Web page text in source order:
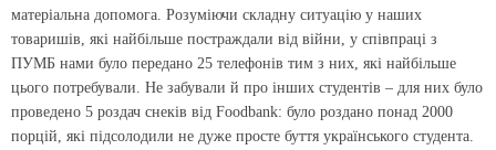
матеріальна допомога. Розуміючи складну ситуацію у наших
товаришів, які найбільше постраждали від війни, у співпраці з
ПУМБ нами було передано 25 телефонів тим з них, які найбільше
цього потребували. Не забували й про інших студентів – для них було
проведено 5 роздач снеків від Foodbank: було роздано понад 2000
порцій, які підсолодили не дуже просте буття українського студента.